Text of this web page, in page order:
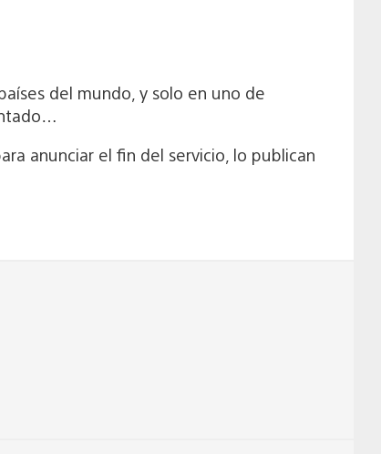
del mundo, y solo en uno de
anunciar el fin del servicio, lo publican